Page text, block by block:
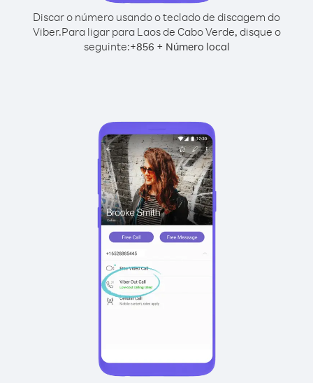
Discar o número usando o teclado de discagem do
Viber.Para ligar para Laos de Cabo Verde, disque o
seguinte:+856 + Número local